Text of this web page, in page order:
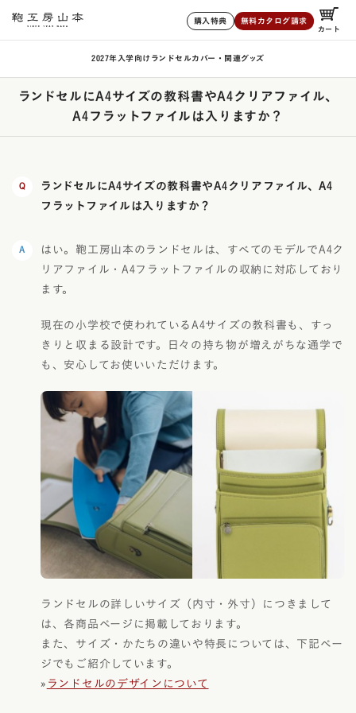
購入特典 無料カタログ請求
カート
2027年入学向けランドセル カバー・関連グッズ
ランドセルにA4サイズの教科書やA4クリアファイル、
A4フラットファイルは入りますか？
ランドセルにA4サイズの教科書やA4クリアファイル、A4
フラットファイルは入りますか？
はい。鞄工房山本のランドセルは、すべてのモデルでA4ク
リアファイル・A4フラットファイルの収納に対応しており
ます。
現在の小学校で使われているA4サイズの教科書も、すっ
きりと収まる設計です。日々の持ち物が増えがちな通学で
も、安心してお使いいただけます。
ランドセルの詳しいサイズ（内寸・外寸）につきまして
は、各商品ページに掲載しております。
また、サイズ・かたちの違いや特長については、下記ペー
ジでもご紹介しています。
» ランドセルのデザインについて